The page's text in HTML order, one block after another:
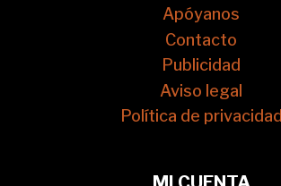
Apóyanos
Contacto
Publicidad
Aviso legal
Política de privacidad